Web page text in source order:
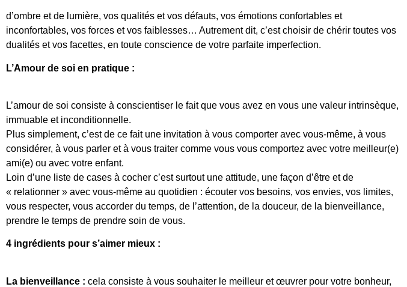
d’ombre et de lumière, vos qualités et vos défauts, vos émotions confortables et
inconfortables, vos forces et vos faiblesses… Autrement dit, c’est choisir de chérir toutes vos
dualités et vos facettes, en toute conscience de votre parfaite imperfection.
L’Amour de soi en pratique :
L’amour de soi consiste à conscientiser le fait que vous avez en vous une valeur intrinsèque,
immuable et inconditionnelle.
Plus simplement, c’est de ce fait une invitation à vous comporter avec vous-même, à vous
considérer, à vous parler et à vous traiter comme vous vous comportez avec votre meilleur(e)
ami(e) ou avec votre enfant.
Loin d’une liste de cases à cocher c’est surtout une attitude, une façon d’être et de
« relationner » avec vous-même au quotidien : écouter vos besoins, vos envies, vos limites,
vous respecter, vous accorder du temps, de l’attention, de la douceur, de la bienveillance,
prendre le temps de prendre soin de vous.
4 ingrédients pour s’aimer mieux :
La bienveillance : cela consiste à vous souhaiter le meilleur et œuvrer pour votre bonheur,